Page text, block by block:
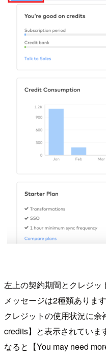
左上の契約期間とクレジッ
メッセージは2種類あります
クレジットの使用状況に
credits】と表示されていま
なると【You may need